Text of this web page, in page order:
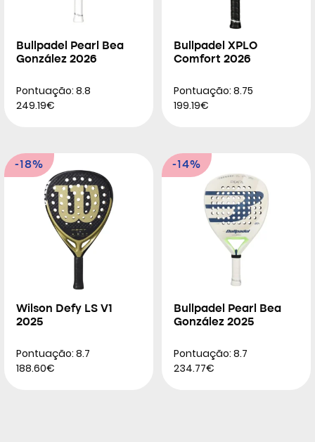
Bullpadel Pearl Bea
González 2026
Pontuação: 8.8
249.19€
Bullpadel XPLO
Comfort 2026
Pontuação: 8.75
199.19€
-18%
Wilson Defy LS V1
2025
Pontuação: 8.7
188.60€
-14%
Bullpadel Pearl Bea
González 2025
Pontuação: 8.7
234.77€